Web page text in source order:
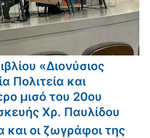
«Διονύσιος
Πολιτεία και
μισό του 20ου
Χρ. Παυλίδου
οι ζωγράφοι της